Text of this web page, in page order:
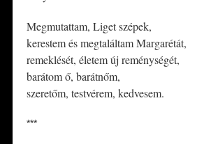
Megmutattam, Liget szépek,
kerestem és megtaláltam Margarétát,
remeklését, életem új reménységét,
barátom ő, barátnőm,
szeretőm, testvérem, kedvesem.
***